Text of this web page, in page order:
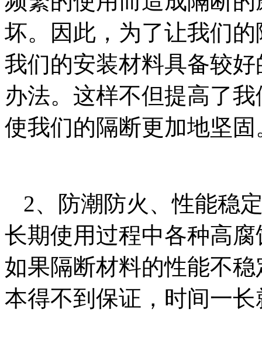
坏。因此，为了让我们
我们的安装材料具备较
办法。这样不但提高了
使我们的隔断更加地坚固
2、防潮防火、性能稳
长期使用过程中各种高
如果隔断材料的性能不
本得不到保证，时间一